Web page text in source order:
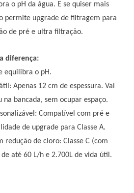
o pH da água. E se quiser mais
permite upgrade de filtragem para
de pré e ultra filtração.
diferença:
equilibra o pH.
Apenas 12 cm de espessura. Vai
na bancada, sem ocupar espaço.
Compatível com pré e
de upgrade para Classe A.
redução de cloro: Classe C (com
de até 60 L/h e 2.700L de vida útil.